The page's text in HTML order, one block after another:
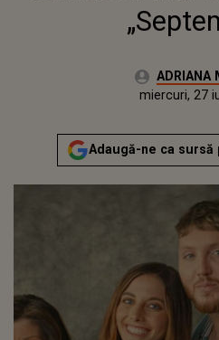
Autor:ADRIANA
Actualizat:
miercuri, 27
Adaugă-ne ca sursă